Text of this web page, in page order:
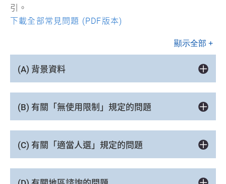
引。
下載全部常見問題 (PDF版本)
顯示全部 +
(A) 背景資料
(B) 有關「無使用限制」規定的問題
(C) 有關「適當人選」規定的問題